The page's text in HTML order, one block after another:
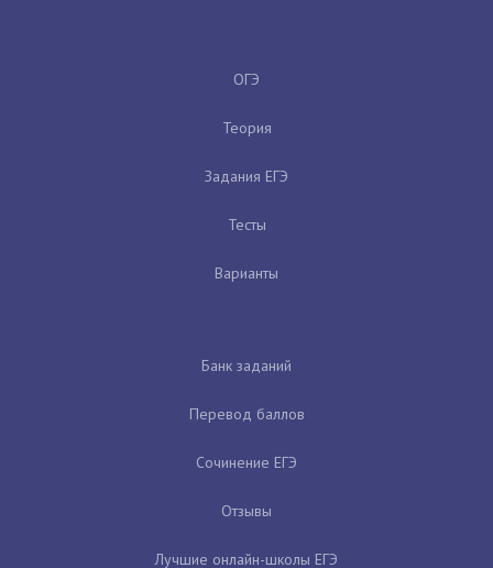
ОГЭ
Теория
Задания ЕГЭ
Тесты
Варианты
Банк заданий
Перевод баллов
Сочинение ЕГЭ
Отзывы
Лучшие онлайн-школы ЕГЭ